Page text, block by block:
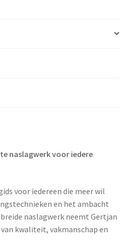
naslagwerk voor iedere
voor iedereen die meer wil
en het ambacht
naslagwerk neemt Gertjan
kwaliteit, vakmanschap en